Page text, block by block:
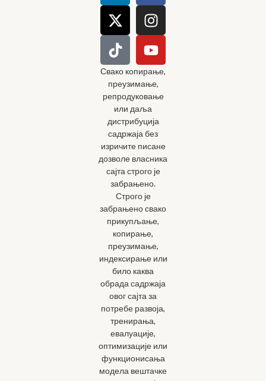
Свако копирање,
преузимање,
репродуковање
или даља
дистрибуција
садржаја без
изричите писане
дозволе власника
сајта строго је
забрањено.
Строго је
забрањено свако
прикупљање,
копирање,
преузимање,
индексирање или
било каква
обрада садржаја
овог сајта за
потребе развоја,
тренирања,
евалуације,
оптимизације или
функционисања
модела вештачке